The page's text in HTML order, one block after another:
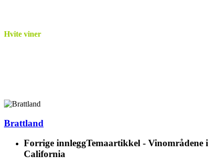
Hvite viner
Brattland
Forrige innleggTemaartikkel - Vinområdene i
California